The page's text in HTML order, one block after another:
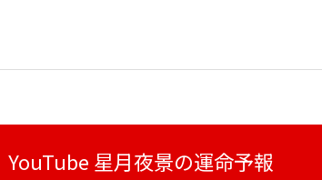
YouTube 星月夜景の運命予報